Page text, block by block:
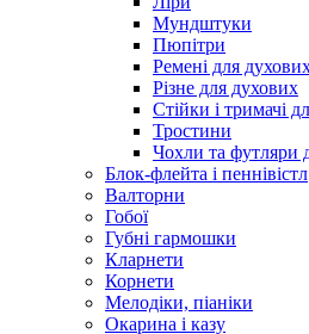
Мундштуки
Пюпітри
Ремені для
Різне для духових
Стійки і тримачі
Тростини
Чохли та футляри
Блок-флейта і пеннівістл
Валторни
Гобої
Губні гармошки
Кларнети
Корнети
Мелодіки, піаніки
Окарина і казу